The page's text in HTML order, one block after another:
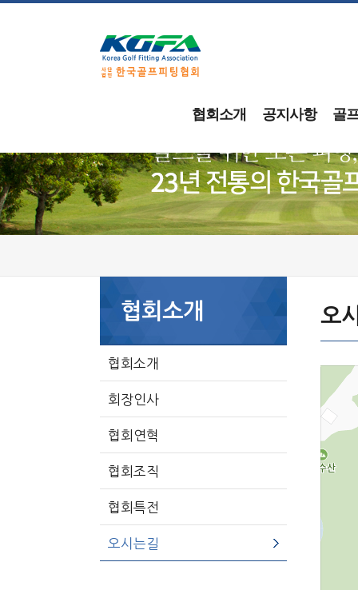
협회소개 공지사항 골
협회소개
협회소개
회장인사
협회연혁
협회조직
협회특전
오시는길
오